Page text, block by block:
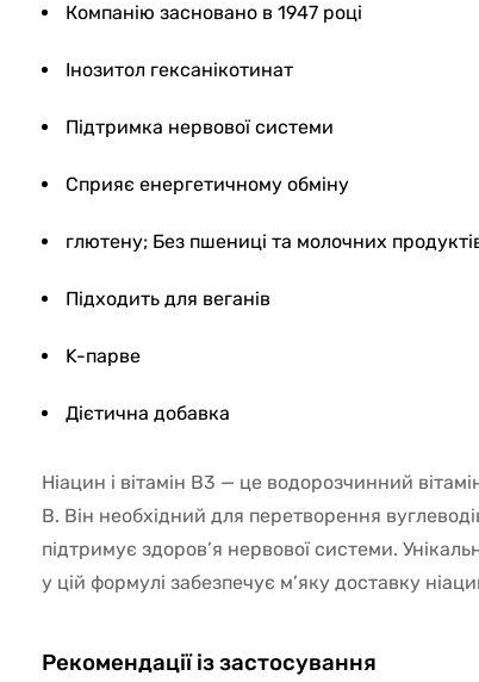
Компанію засновано в 1947 році
Інозитол гексанікотинат
Підтримка нервової системи
Сприяє енергетичному обміну
глютену; Без пшениці та молочних
Підходить для веганів
K-парве
Дієтична добавка
Ніацин і вітамін B3 — це водорозчинний
B. Він необхідний для перетворення
підтримує здоров’я нервової системи.
у цій формулі забезпечує м’яку доставку
Рекомендації із застосування